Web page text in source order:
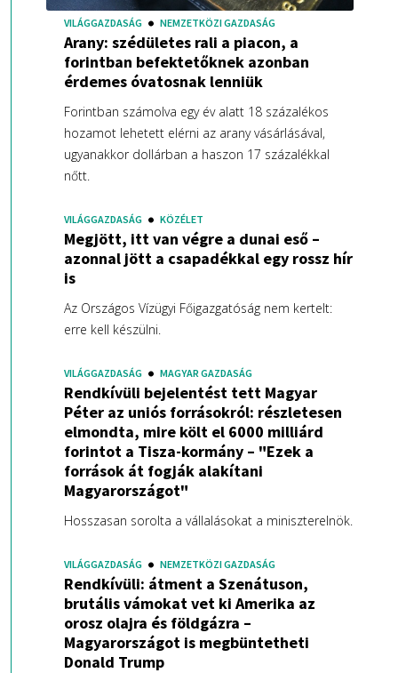
VILÁGGAZDASÁG NEMZETKÖZI GAZDASÁG
Arany: szédületes rali a piacon, a
forintban befektetőknek azonban
érdemes óvatosnak lenniük
Forintban számolva egy év alatt 18 százalékos
hozamot lehetett elérni az arany vásárlásával,
ugyanakkor dollárban a haszon 17 százalékkal
nőtt.
VILÁGGAZDASÁG KÖZÉLET
Megjött, itt van végre a dunai eső –
azonnal jött a csapadékkal egy rossz hír
is
Az Országos Vízügyi Főigazgatóság nem kertelt:
erre kell készülni.
VILÁGGAZDASÁG MAGYAR GAZDASÁG
Rendkívüli bejelentést tett Magyar
Péter az uniós forrásokról: részletesen
elmondta, mire költ el 6000 milliárd
forintot a Tisza-kormány – "Ezek a
források át fogják alakítani
Magyarországot"
Hosszasan sorolta a vállalásokat a miniszterelnök.
VILÁGGAZDASÁG NEMZETKÖZI GAZDASÁG
Rendkívüli: átment a Szenátuson,
brutális vámokat vet ki Amerika az
orosz olajra és földgázra –
Magyarországot is megbüntetheti
Donald Trump